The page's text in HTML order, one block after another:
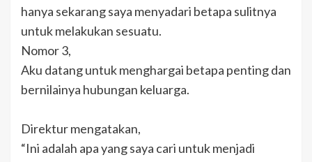
hanya sekarang saya menyadari betapa sulitnya
untuk melakukan sesuatu.
Nomor 3,
Aku datang untuk menghargai betapa penting dan
bernilainya hubungan keluarga.
Direktur mengatakan,
“Ini adalah apa yang saya cari untuk menjadi